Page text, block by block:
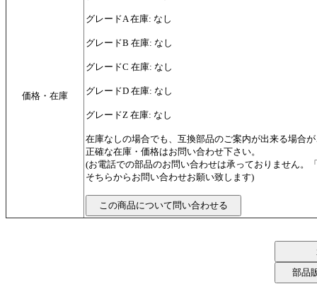
価格・在庫
グレードA 在庫: なし
グレードB 在庫: なし
グレードC 在庫: なし
グレードD 在庫: なし
グレードZ 在庫: なし
在庫なしの場合でも、互換部品のご案内が出来る場合
正確な在庫・価格はお問い合わせ下さい。
(お電話での部品のお問い合わせは承っておりません。
そちらからお問い合わせお願い致します)